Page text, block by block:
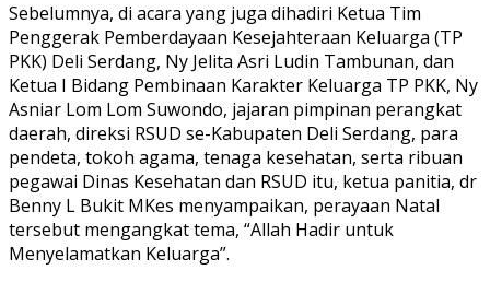
Sebelumnya, di acara yang juga dihadiri Ketua Tim
Penggerak Pemberdayaan Kesejahteraan Keluarga (TP
PKK) Deli Serdang, Ny Jelita Asri Ludin Tambunan, dan
Ketua I Bidang Pembinaan Karakter Keluarga TP PKK, Ny
Asniar Lom Lom Suwondo, jajaran pimpinan perangkat
daerah, direksi RSUD se-Kabupaten Deli Serdang, para
pendeta, tokoh agama, tenaga kesehatan, serta ribuan
pegawai Dinas Kesehatan dan RSUD itu, ketua panitia, dr
Benny L Bukit MKes menyampaikan, perayaan Natal
tersebut mengangkat tema, “Allah Hadir untuk
Menyelamatkan Keluarga”.